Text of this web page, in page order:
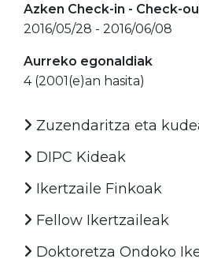
Azken Check-in - Check-
2016/05/28 - 2016/06/08
Aurreko egonaldiak
4 (2001(e)an hasita)
Zuzendaritza eta
DIPC Kideak
Ikertzaile Finkoak
Fellow Ikertzaileak
Doktoretza Ondoko